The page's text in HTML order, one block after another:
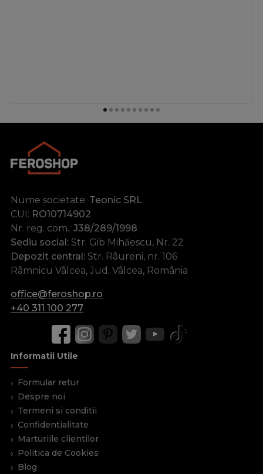
Nume societate: Teonic SRL
CUI: RO10714902
Nr. reg. com.: J38/289/1998
Sediu social: Str. Gib Mihăescu, Nr. 22
Depozit central: Str. Râureni, nr. 106
Râmnicu Vâlcea, Jud. Vâlcea, România
office@feroshop.ro
+40 311 100 277
Informatii Utile
Formular retur
Despre noi
Termeni si conditii
Confidentialitate
Marturiile clientilor
Politica de Cookies
Blog